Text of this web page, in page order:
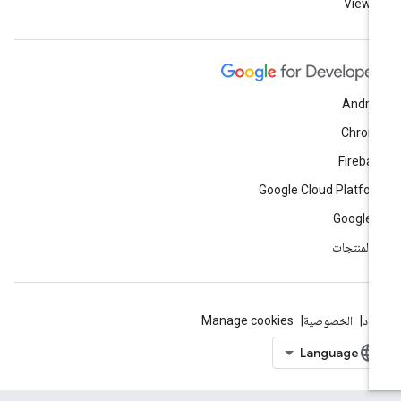
View
Google Cloud
Google
المنتجات
الخصوصية Manage cookies